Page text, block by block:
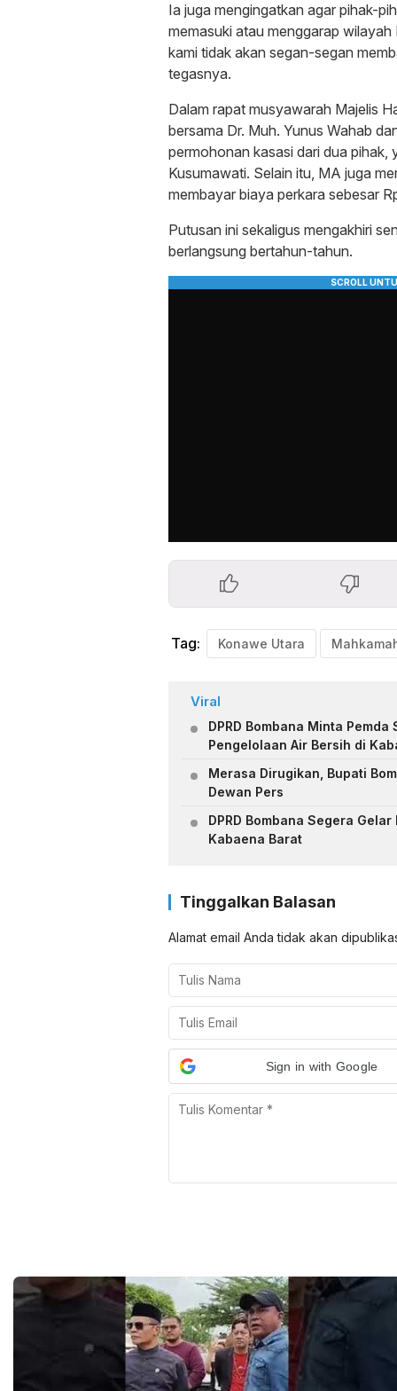
Ia juga mengingatkan agar pihak-
memasuki atau menggarap
kami tidak akan segan-segan
tegasnya.
Dalam rapat musyawarah Majelis
bersama Dr. Muh. Yunus Wahab
permohonan kasasi dari dua pihak,
Kusumawati. Selain itu, MA juga
membayar biaya perkara sebesar
Putusan ini sekaligus mengakhiri
berlangsung bertahun-tahun.
Tag: Konawe Utara
Viral
DPRD Bombana Minta
Pengelolaan Air Bersih di
Merasa Dirugikan, Bupati
Dewan Pers
DPRD Bombana Segera
Kabaena Barat
Tinggalkan Balasan
Alamat email Anda tidak akan
Sign in with Google